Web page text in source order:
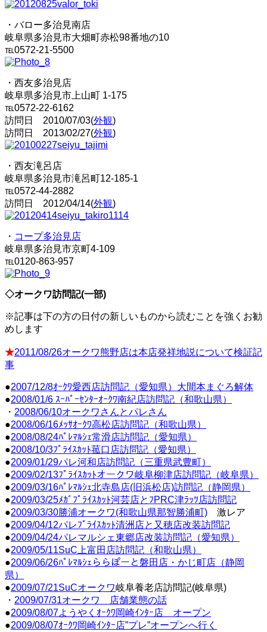
・バロー多治見南店
岐阜県多治見市大畑町赤松98番地の10
℡0572-21-5500
・西友多治見店
岐阜県多治見市上山町 1-175
℡0572-22-6162
訪問日 2010/07/03(外観)
訪問日 2013/02/27(外観)
・西友滝呂店
岐阜県多治見市滝呂町12-185-1
℡0572-44-2882
訪問日 2012/04/14(外観)
・ コープ多治見店
岐阜県多治見市京町4-109
℡0120-863-957
◇オークワ訪問記(一部)
※記事は下の方の日付の新しいものから読むことを強くお勧
めします
★2011/08/26オークワ熊野店は本店発祥地説について検証記
事
●2007/12/8ｵｰｸﾜ愛西店訪問記（愛知県）大間本まぐろ解体
●2008/01/6 ｽｰﾊﾟｰｾﾝﾀｰｵｰｸﾜ南紀店訪問記（和歌山県）
・ 2008/06/10オークワさんとパレさん
●2008/06/16ﾒｯｻｵｰｸﾜ高松店訪問記（和歌山県）
●2008/08/24ﾊﾟﾚﾏﾙｼｪ常滑店訪問記（愛知県）
●2008/10/3ﾌﾟﾗｲｽｶｯﾄ菰口店訪問記（愛知県）
●2009/01/29パレ河和店訪問記（三重県武豊町）
●2009/02/13ﾌﾟﾗｲｽｶｯﾄオークワ岐阜柳津店訪問記（岐阜県）
●2009/03/16ﾊﾟﾚﾏﾙｼｪ北寺島店(旧浜松店)訪問記（静岡県）
●2009/03/25ﾒｶﾞﾌﾟﾗｲｽｶｯﾄ河芸店とﾌPRC津ﾗｯﾂ店訪問記
●2009/03/30勝浦オークワ(和歌山県那智勝浦町) 激レア
●2009/04/12パレﾌﾟﾗｲｽｶｯﾄ清洲店と又穂店改装訪問記
●2009/04/24パレマルシェ東郷店改装訪問記（愛知県）
●2009/05/11SuC上富田店訪問記（和歌山県）
●2009/06/26ﾊﾟﾚﾏﾙｼｪららぽーと磐田店・かじ町店（静岡
県）
●2009/07/21SuCオークワ岐阜養老店訪問記(岐阜県)
・ 2009/07/31オークワ 店舗業態の話
●2009/08/07ようやくｵｰｸﾜ岡崎ｲﾝﾀｰ店 オープン
●2009/08/07ｵｰｸﾜ岡崎ｲﾝﾀｰ店”プレ”オープンへ行く